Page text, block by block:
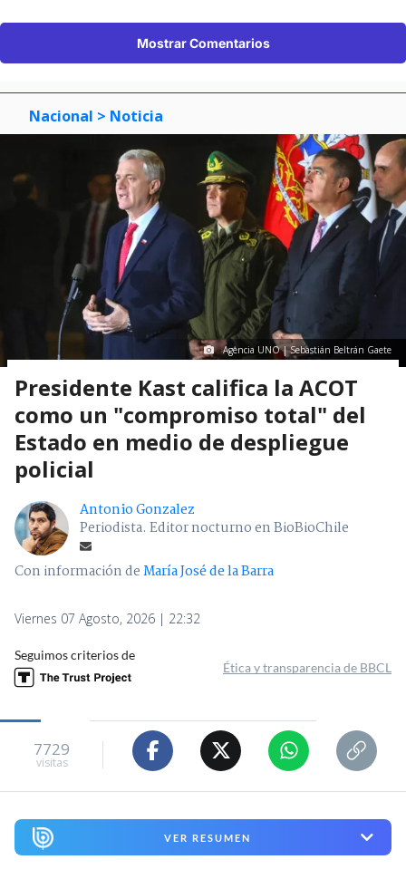
Mostrar Comentarios
Nacional > Noticia
Agencia UNO | Sebastián Beltrán Gaete
Presidente Kast califica la ACOT
como un "compromiso total" del
Estado en medio de despliegue
policial
Antonio Gonzalez
Periodista. Editor nocturno en BioBioChile
Con información deMaría José de la Barra
Viernes 07 Agosto, 2026 | 22:32
Seguimos criterios de
Ética y transparencia de BBCL
7729
visitas
VER RESUMEN